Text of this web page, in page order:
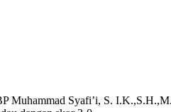
Muhammad Syafi’i, S.